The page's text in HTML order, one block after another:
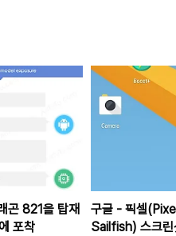
곤 821을 탑재
포착
구글 - 픽셀
Sailfish) 스크린